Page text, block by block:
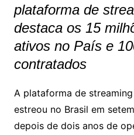
plataforma de
destaca os 15
ativos no País e
contratados
A plataforma de
estreou no Brasil em
depois de dois anos de